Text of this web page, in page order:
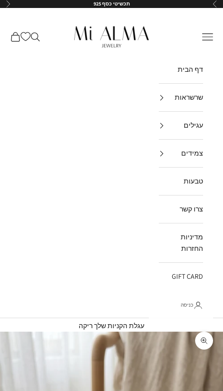
דילוג לתוכן
הקודם תכשיטי כסף 925 הבא
Mi-Alma-il
תפריט חיפוש עגלת
דף הבית
שרשראות
עגילים
צמידים
טבעות
צרו קשר
מדיניות
החזרות
GIFT CARD
כניסה
עגלת הקניות שלך ריקה
תקריב